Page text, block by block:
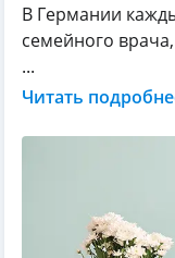
В Германии
семейного
...
Читать